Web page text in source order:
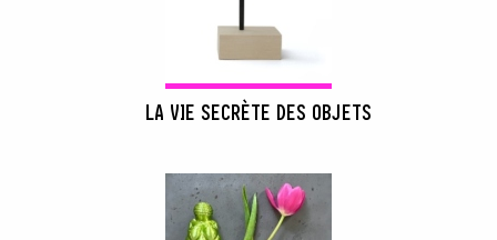
LA VIE SECRÈTE DES OBJETS